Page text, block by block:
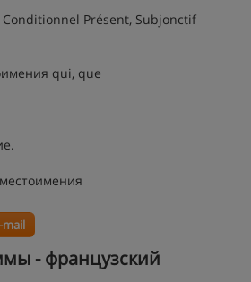
Conditionnel Présent, Subjonctif
qui, que
- французский